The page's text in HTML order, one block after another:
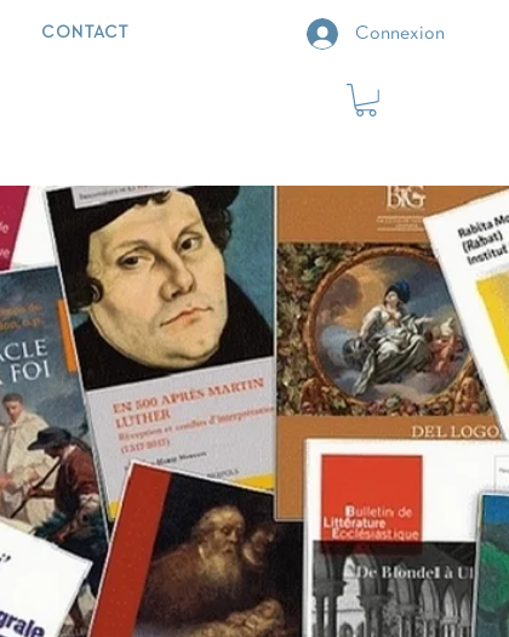
CONTACT Connexion